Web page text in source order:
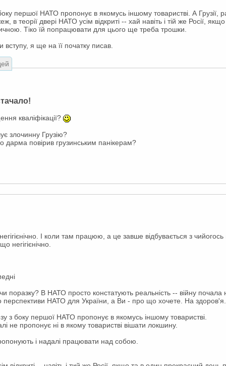
першої НАТО пропонує в якомусь іншому товаристві. А Грузії,
теорії двері НАТО усім відкриті -- хай навіть і тій же Росії,
Тіко їй попрацювати для цього ще треба трошки.
вступу, я ще на її початку писав.
кваліфікації?
злочинну Грузію?
дарма повірив грузинським панікерам?
І коли там працюю, а це завше відбувається з
негігієнічно.
поразку? В НАТО просто констатують реальність -- війну почала
НАТО для України, а Ви - про що хочете. На здоров'я.
з боку першої НАТО пропонує в якомусь іншому товаристві.
не пропонує ні в якому товаристві вішати локшину.
і надалі працювати над собою.